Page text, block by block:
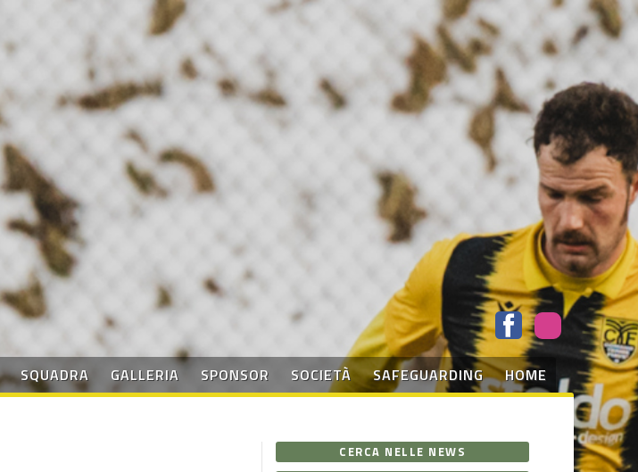
SQUADRA GALLERIA SPONSOR SOCIETÀ SAFEGUARDING HOME
CERCA NELLE NEWS